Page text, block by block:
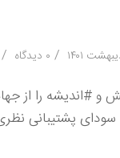
/ ۰ دیدگاه /
#اندیشه را از
پشتیبانی